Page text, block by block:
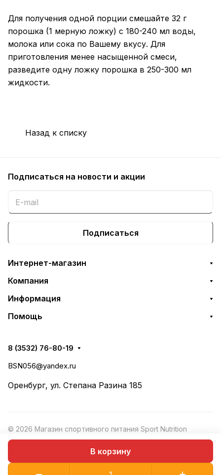
В корзину
Для получения одной порции смешайте 32 г
порошка (1 мерную ложку) с 180-240 мл воды,
молока или сока по Вашему вкусу. Для
приготовления менее насыщенной смеси,
разведите одну ложку порошка в 250-300 мл
жидкости.
Назад к списку
Подписаться на новости и акции
Подписаться
Интернет-магазин
Компания
Информация
Помощь
8 (3532) 76-80-19
BSN056@yandex.ru
Оренбург, ул. Степана Разина 185
© 2026 Магазин спортивного питания Sport Nutrition
Рекомендательные
технологии